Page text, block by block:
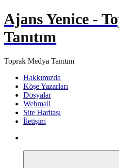
Ajans Yenice -
Tanıtım
Toprak Medya Tanıtım
Hakkımızda
Köşe Yazarları
Dosyalar
Webmail
Site Haritası
İletişim